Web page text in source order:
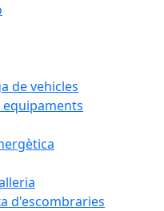
de vehicles
d'escombraries